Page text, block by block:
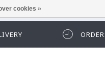
in te loggen of te registeren.
cookies »